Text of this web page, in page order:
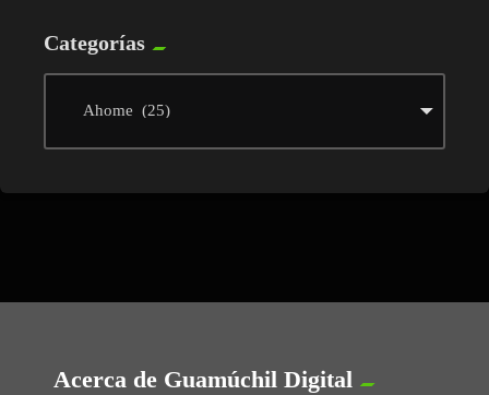
Categorías
Acerca de Guamúchil Digital